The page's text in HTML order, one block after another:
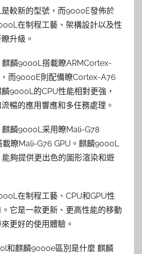
較新的型號，而9000E發佈於
在制程工藝、架構設計以及性
升級。
麒麟9000L搭載瞭ARMCortex-
而9000E則配備瞭Cortex-A76
9000L的CPU性能相對更強，
暢的應用響應和多任務處理。
麒麟9000L采用瞭Mali-G78
瞭Mali-G76 GPU。麒麟9000L
夠提供更出色的圖形渲染和遊
在制程工藝、CPU和GPU性
它是一款更新、更高性能的移動
更好的使用體驗。
和麒麟9000e區別是什麼 麒麟